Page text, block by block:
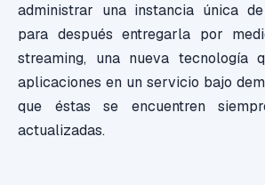
administrar una instancia única
para después entregarla por
streaming, una nueva tecnología
aplicaciones en un servicio bajo
que éstas se encuentren
actualizadas.